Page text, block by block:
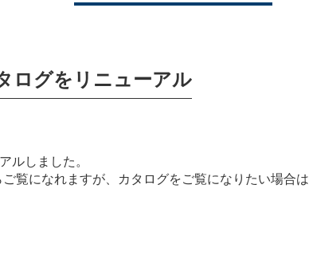
ログをリニューアル
ルしました。
覧になれますが、カタログをご覧になりたい場合は